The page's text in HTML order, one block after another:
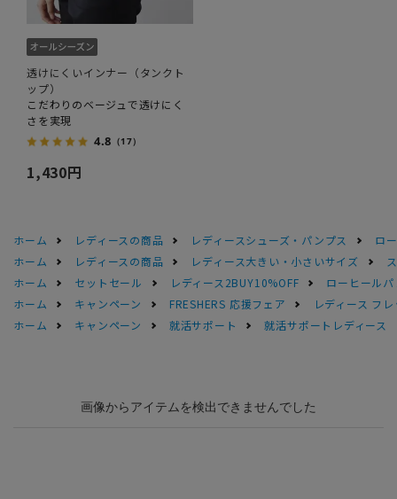
透けにくいインナー（タンクト
ップ）
こだわりのベージュで透けにく
さを実現
4.8 （17）
1,430円
ホーム レディースの商品 レディースシューズ・パンプス
ロ
ホーム
レディースの商品 レディース大きい・小さいサイズ
ホーム
セットセール レディース2BUY10%OFF
ローヒール
ホーム
キャンペーン FRESHERS 応援フェア
レディース フ
ホーム
キャンペーン 就活サポート 就活サポートレディース